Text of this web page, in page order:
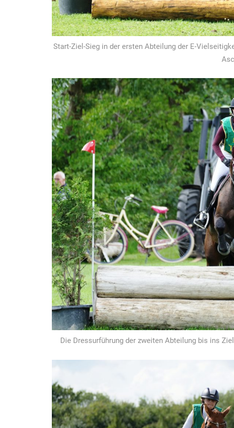
Start-Ziel-Sieg in der ersten Abteilung der E-
Die Dressurführung der zweiten Abteilung bis ins